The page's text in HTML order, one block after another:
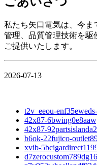
私たち矢口電気は、今ま
管理、品質管理技術を駆
ご提供いたします。
2026-07-13
t2v_eeou-
42x87-
42x87-
b6ok-22fujico-
xvib-